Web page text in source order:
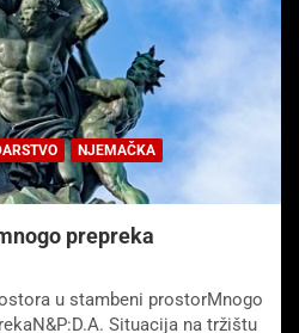
NJEMAČKA
prepreka
u stambeni prostorMnogo
Situacija na tržištu